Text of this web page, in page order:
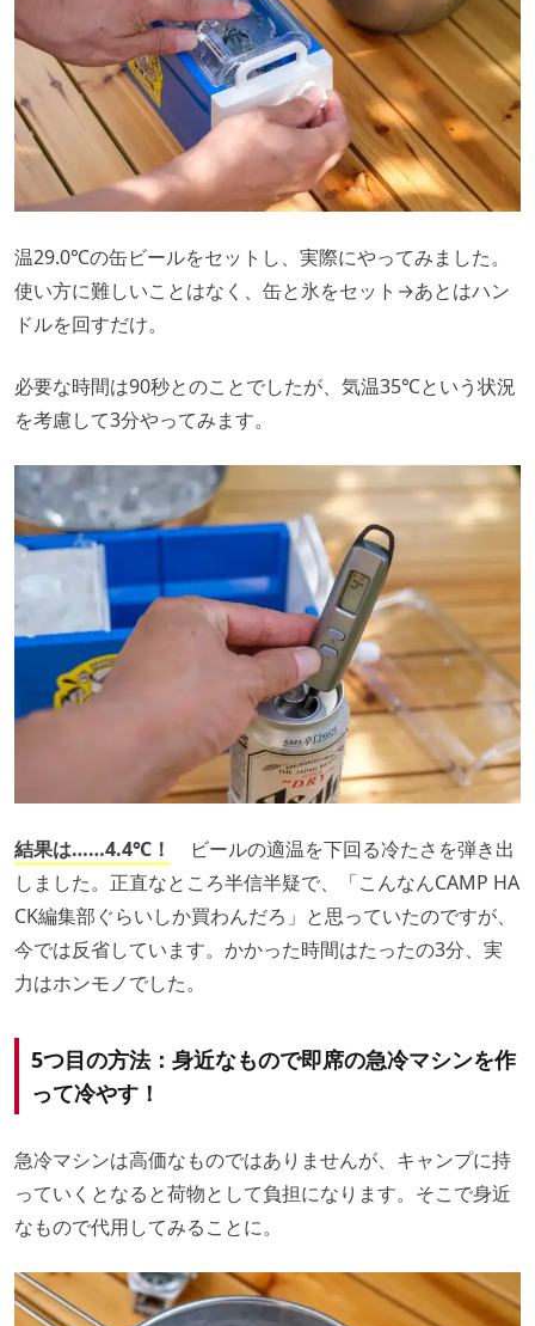
温29.0℃の缶ビールをセットし、実際にやってみました。
使い方に難しいことはなく、缶と氷をセット→あとはハン
ドルを回すだけ。
必要な時間は90秒とのことでしたが、気温35℃という状況
を考慮して3分やってみます。
結果は……4.4℃！
ビールの適温を下回る冷たさを弾き出
しました。正直なところ半信半疑で、「こんなんCAMP HA
CK編集部ぐらいしか買わんだろ」と思っていたのですが、
今では反省しています。かかった時間はたったの3分、実
力はホンモノでした。
5つ目の方法：身近なもので即席の急冷マシンを作
って冷やす！
急冷マシンは高価なものではありませんが、キャンプに持
っていくとなると荷物として負担になります。そこで身近
なもので代用してみることに。